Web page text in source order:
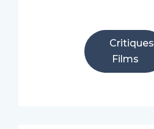
Critiques
Films